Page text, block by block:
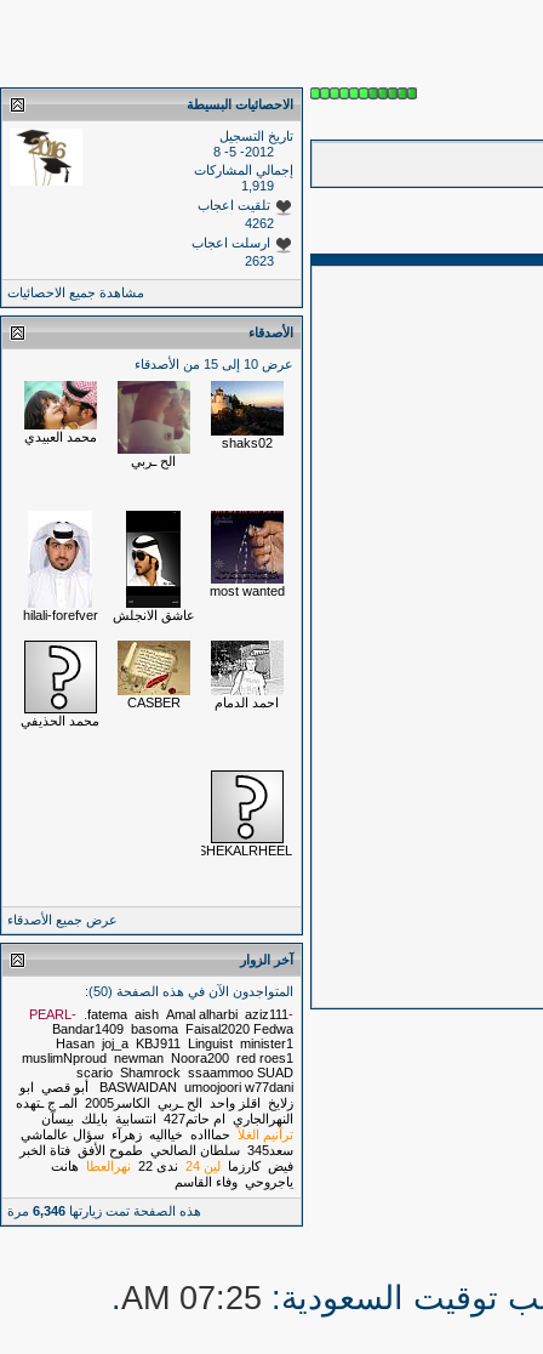
الاحصائيات البسيطة
تاريخ التسجيل
2012- 5- 8
إجمالي المشاركات
1,919
تلقيت اعجاب
4262
ارسلت اعجاب
2623
مشاهدة جميع الاحصائيات
الأصدقاء
عرض 10 إلى 15 من الأصدقاء
shaks02
الح ـربي
محمد العبيدي
most wanted
عاشق الانجلش
hilali-forefver
احمد الدمام
CASBER
محمد الحذيفي
AASHEKALRHEEL
عرض جميع الأصدقاء
آخر الزوار
المتواجدون الآن في هذه الصفحة (50):
-PEARL-
.fatema aish Amal alharbi aziz111
Bandar1409 basoma Faisal2020 Fedwa
Hasan joj_a KBJ911 Linguist minister1
muslimNproud newman Noora200 red roes1
scario Shamrock ssaammoo SUAD
BASWAIDAN umoojoori w77dani أبو قصي ابو
زلايخ اقلز واحد الح ـربي الكاسر2005
المـ ج ـتهده
النهرالجاري ام حاتم427 انتسابية بايلك بيسآن
ترآنيم الغلآ حماااده خيااليه زهرآء سؤال عالماشي
سعد345
سلطان الصالحي طموح الأفق فتاة الخبر
فيض كارزما لين 24 ندى 22 نهرالعطا
هانت
ياجروحي وفاء القاسم
هذه الصفحة تمت زيارتها 6,346 مرة
07:25 AM
.